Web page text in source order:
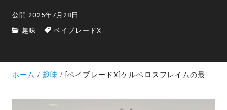
公開:2025年7月28日
趣味 ベイブレードX
ホーム 趣味 [ベイブレードX]ケルベロスフレイムの最強改造について解説